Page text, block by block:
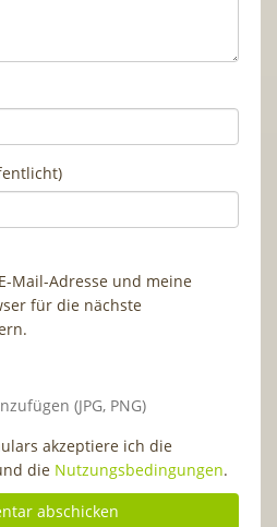
Mail-Adresse und meine
für die nächste
(JPG, PNG)
akzeptiere ich die
die Nutzungsbedingungen.